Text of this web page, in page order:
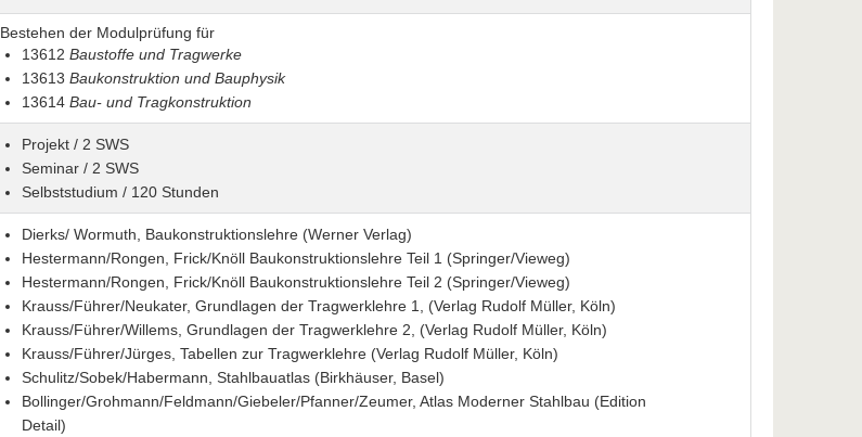
Bestehen der Modulprüfung für
13612 Baustoffe und Tragwerke
13613 Baukonstruktion und Bauphysik
13614 Bau- und Tragkonstruktion
Projekt / 2 SWS
Seminar / 2 SWS
Selbststudium / 120 Stunden
Dierks/ Wormuth, Baukonstruktionslehre (Werner Verlag)
Hestermann/Rongen, Frick/Knöll Baukonstruktionslehre Teil 1 (Springer/Vieweg)
Hestermann/Rongen, Frick/Knöll Baukonstruktionslehre Teil 2 (Springer/Vieweg)
Krauss/Führer/Neukater, Grundlagen der Tragwerklehre 1, (Verlag Rudolf Müller, Köln)
Krauss/Führer/Willems, Grundlagen der Tragwerklehre 2, (Verlag Rudolf Müller, Köln)
Krauss/Führer/Jürges, Tabellen zur Tragwerklehre (Verlag Rudolf Müller, Köln)
Schulitz/Sobek/Habermann, Stahlbauatlas (Birkhäuser, Basel)
Bollinger/Grohmann/Feldmann/Giebeler/Pfanner/Zeumer, Atlas Moderner Stahlbau (Edition
Detail)